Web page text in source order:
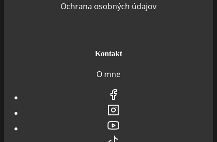
Ochrana osobných údajov
Kontakt
O mne